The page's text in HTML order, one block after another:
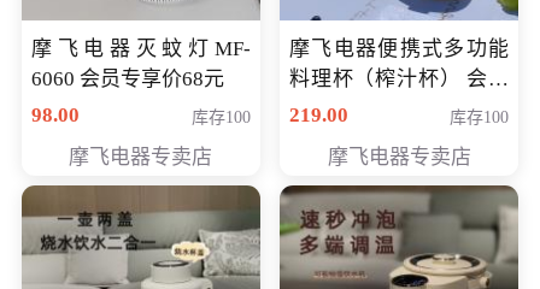
摩飞电器灭蚊灯MF-
6060 会员专享价68元
98.00
库存100
摩飞电器专卖店
摩飞电器便携式多功能
料理杯（榨汁杯） 会员
专享价118元
219.00 库存100
摩飞电器专卖店